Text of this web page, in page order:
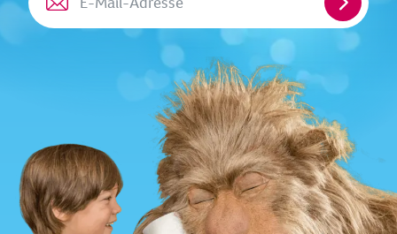
E-
Mail-
Adresse